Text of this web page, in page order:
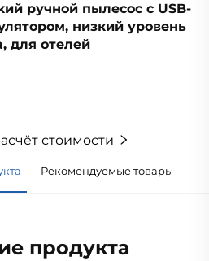
ручной пылесос с USB-
низкий уровень
для отелей
стоимости
Рекомендуемые товары
продукта